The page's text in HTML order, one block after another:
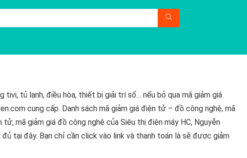
tivi, tủ lạnh, điều hòa, thiết bị giải trí số… nếu bỏ qua mã giảm giá
cung cấp. Danh sách mã giảm giá điện tử – đồ công nghệ, mã
mã giảm giá đồ công nghệ của Siêu thị điện máy HC, Nguyễn
tại đây. Bạn chỉ cần click vào link và thanh toán là sẽ được giảm